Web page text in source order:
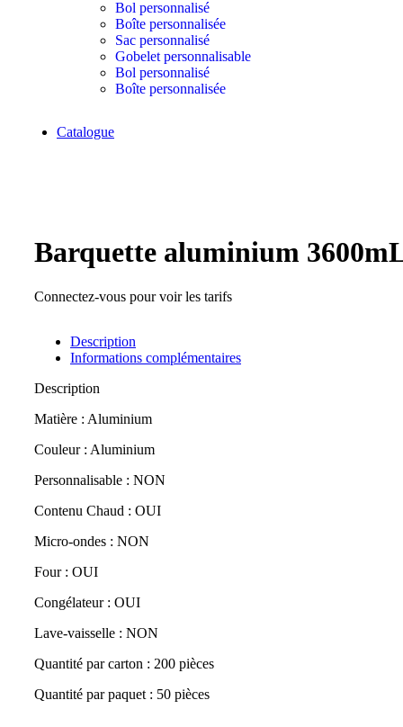
Bol personnalisé
Boîte personnalisée
Sac personnalisé
Gobelet personnalisable
Bol personnalisé
Boîte personnalisée
Catalogue
Barquette aluminium
Connectez-vous pour voir les tarifs
Description
Informations complémentaires
Description
Matière : Aluminium
Couleur : Aluminium
Personnalisable : NON
Contenu Chaud : OUI
Micro-ondes : NON
Four : OUI
Congélateur : OUI
Lave-vaisselle : NON
Quantité par carton : 200 pièces
Quantité par paquet : 50 pièces